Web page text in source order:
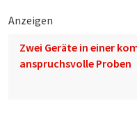
Anzeigen
Zwei Geräte in einer
anspruchsvolle Proben